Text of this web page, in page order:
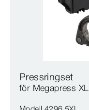
Pressringset
för Megapress XL